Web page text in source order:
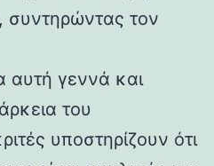
συντηρώντας τον
αυτή γεννά και
του
υποστηρίζουν ότι